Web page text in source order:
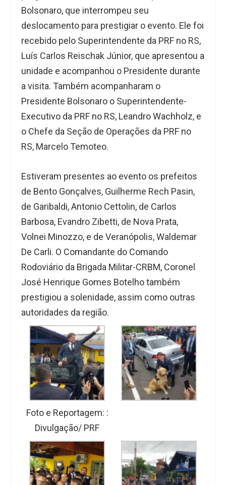
Bolsonaro, que interrompeu seu
deslocamento para prestigiar o evento. Ele foi
recebido pelo Superintendente da PRF no RS,
Luís Carlos Reischak Júnior, que apresentou a
unidade e acompanhou o Presidente durante
a visita. Também acompanharam o
Presidente Bolsonaro o Superintendente-
Executivo da PRF no RS, Leandro Wachholz, e
o Chefe da Seção de Operações da PRF no
RS, Marcelo Temoteo.
Estiveram presentes ao evento os prefeitos
de Bento Gonçalves, Guilherme Rech Pasin,
de Garibaldi, Antonio Cettolin, de Carlos
Barbosa, Evandro Zibetti, de Nova Prata,
Volnei Minozzo, e de Veranópolis, Waldemar
De Carli. O Comandante do Comando
Rodoviário da Brigada Militar-CRBM, Coronel
José Henrique Gomes Botelho também
prestigiou a solenidade, assim como outras
autoridades da região.
Foto e Reportagem: :
Divulgação/ PRF